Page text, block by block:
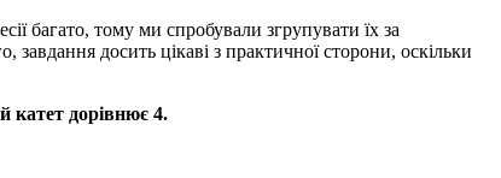
багато, тому ми спробували згрупувати їх за
досить цікаві з практичної сторони, оскільки
катет дорівнює 4.